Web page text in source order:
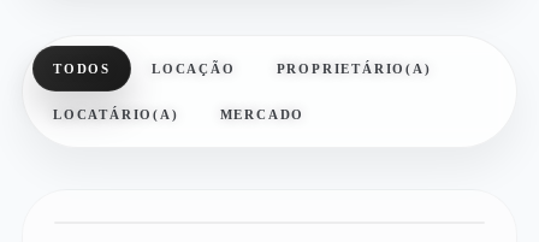
TODOS LOCAÇÃO PROPRIETÁRIO(A)
LOCATÁRIO(A) MERCADO